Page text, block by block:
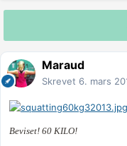
Maraud
Skrevet 6. mars
Beviset! 60 KILO!